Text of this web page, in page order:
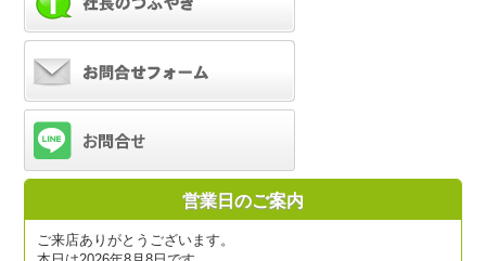
営業日のご案内
ご来店ありがとうございます。